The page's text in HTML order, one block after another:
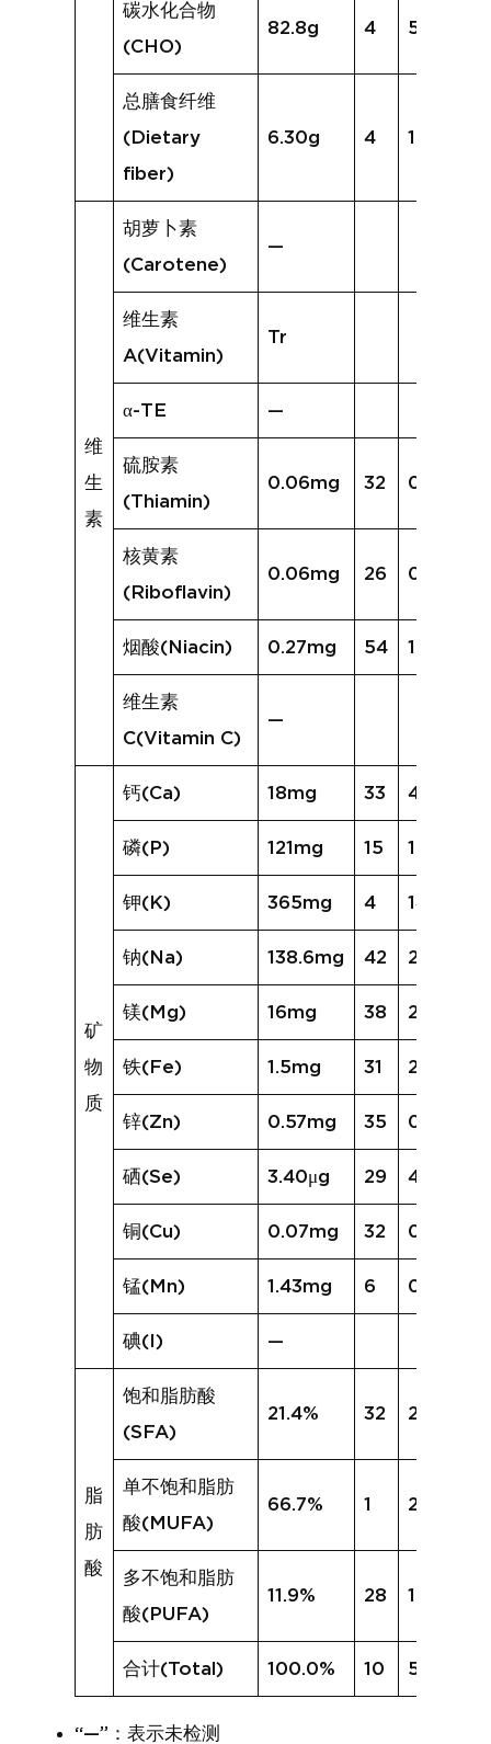
碳水化合物
(CHO)
82.8g 4 50.0g
总膳食纤维
(Dietary
fiber)
6.30g 4 1.5g
维
生
素
胡萝卜素
(Carotene)
—
维生素
A(Vitamin)
Tr
α-TE —
硫胺素
(Thiamin)
0.06mg 32 0.16mg
核黄素
(Riboflavin)
0.06mg 26 0.09mg
烟酸(Niacin) 0.27mg 54 1.52mg
维生素
C(Vitamin C)
—
矿
物
质
钙(Ca) 18mg 33 46mg
磷(P) 121mg 15 101mg
钾(K) 365mg 4 143mg
钠(Na) 138.6mg 42 280.9mg
镁(Mg) 16mg 38 25mg
铁(Fe) 1.5mg 31 2.2mg
锌(Zn) 0.57mg 35 0.62mg
硒(Se) 3.40μg 29 4.23μg
铜(Cu) 0.07mg 32 0.12mg
锰(Mn) 1.43mg 6 0.40mg
碘(I) —
脂
肪
酸
饱和脂肪酸
(SFA)
21.4% 32 22.1%
单不饱和脂肪
酸(MUFA)
66.7% 1 21.6%
多不饱和脂肪
酸(PUFA)
11.9% 28 12.1%
合计(Total) 100.0% 10 55.7%
“—”：表示未检测